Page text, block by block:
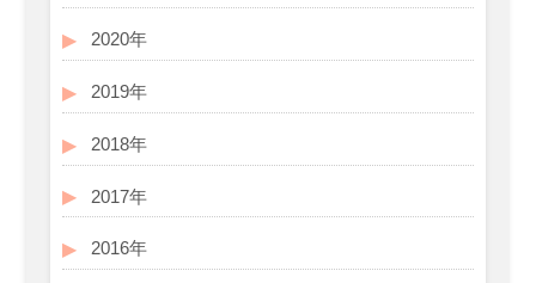
2020年
2019年
2018年
2017年
2016年